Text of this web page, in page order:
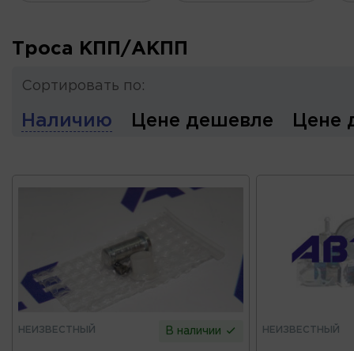
Троса КПП/АКПП
Сортировать по:
Наличию Цене дешевле Цене
НЕИЗВЕСТНЫЙ В наличии НЕИЗВЕСТНЫЙ